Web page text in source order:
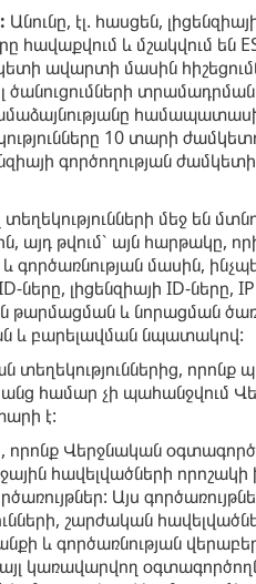
Անունը, էլ. հասցեն,
և մշակվում են
ավարտի մասին
ծանուցումների
10 տարի
գործողության
մեջ են
այդ թվում՝ այն հարթակը,
մասին,
լիցենզիայի ID-ները,
և նորացման
և բարելավման նպատակով:
տեղեկություններից, որոնք
համար չի պահանջվում
է:
Վերջնական
հավելվածների
Այս
շարժական
և գործառնության
կառավարվող